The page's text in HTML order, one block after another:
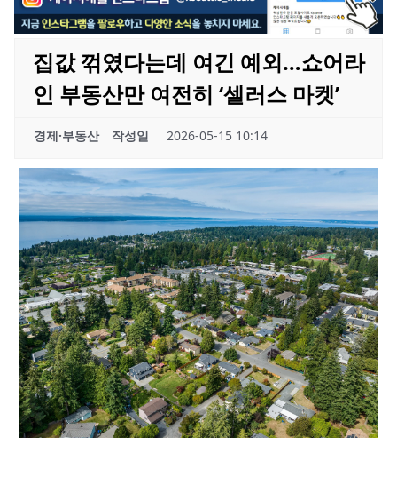
집값 꺾였다는데 여긴 예외…쇼어라
인 부동산만 여전히 ‘셀러스 마켓’
경제·부동산 작성일 2026-05-15 10:14